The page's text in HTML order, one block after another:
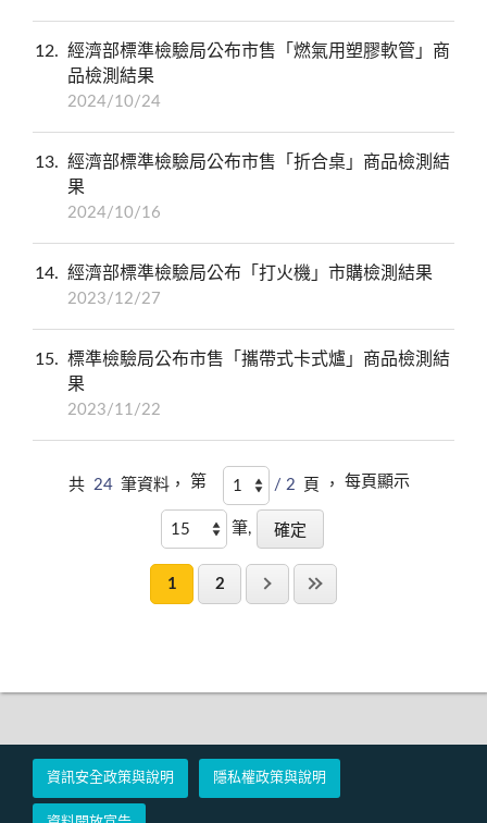
12
經濟部標準檢驗局公布市售「燃氣用塑膠軟管」商
品檢測結果
2024/10/24
13
經濟部標準檢驗局公布市售「折合桌」商品檢測結
果
2024/10/16
14 經濟部標準檢驗局公布「打火機」市購檢測結果
2023/12/27
15
標準檢驗局公布市售「攜帶式卡式爐」商品檢測結
果
2023/11/22
共 24 筆資料， 第 / 2 頁 ，每頁顯示
筆,
1 2
資訊安全政策與說明 隱私權政策與說明